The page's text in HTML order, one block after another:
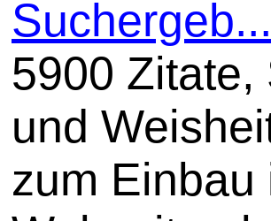
Suchergeb...
5900
und
zum Einbau